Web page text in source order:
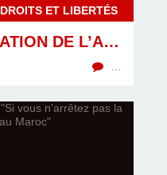
DROITS ET LIBERTÉS
CRIMINALISATION DE L’ACTION SYNDICALE: REJET DE LA LOI D’AMNISTIE, ILS ONT OSÉ !